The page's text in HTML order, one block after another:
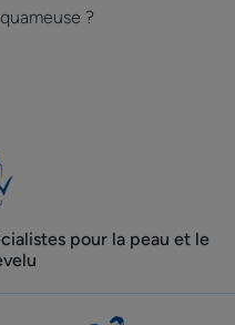
?
pour la peau et le